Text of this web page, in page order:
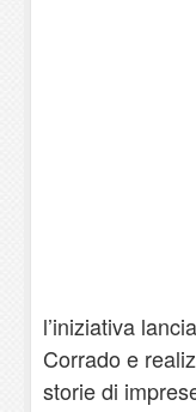
l’iniziativa
Corrado e
storie di